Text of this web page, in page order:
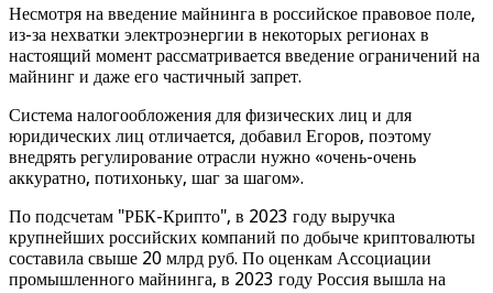
Несмотря на введение майнинга в российское правовое поле,
из-за нехватки электроэнергии в некоторых регионах в
настоящий момент рассматривается введение ограничений на
майнинг и даже его частичный запрет.
Система налогообложения для физических лиц и для
юридических лиц отличается, добавил Егоров, поэтому
внедрять регулирование отрасли нужно «очень-очень
аккуратно, потихоньку, шаг за шагом».
По подсчетам "РБК-Крипто", в 2023 году выручка
крупнейших российских компаний по добыче криптовалюты
составила свыше 20 млрд руб. По оценкам Ассоциации
промышленного майнинга, в 2023 году Россия вышла на